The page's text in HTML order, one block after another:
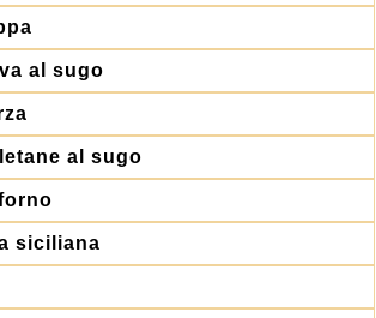
al sugo
al sugo
siciliana